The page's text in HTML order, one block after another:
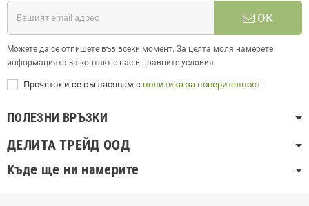
ОК
Можете да се отпишете във всеки момент. За целта моля намерете
информацията за контакт с нас в правните условия.
Прочетох и се съгласявам с политика за поверителност
ПОЛЕЗНИ ВРЪЗКИ
ДЕЛИТА ТРЕЙД ООД
Къде ще ни намерите